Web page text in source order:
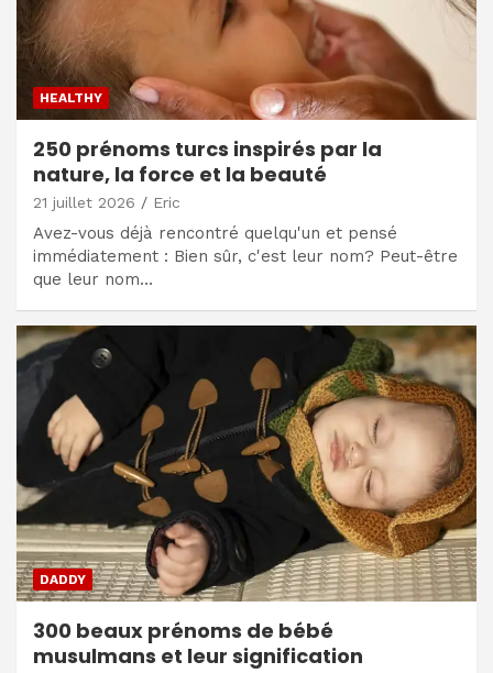
HEALTHY
250 prénoms turcs inspirés par la
nature, la force et la beauté
21 juillet 2026 Eric
Avez-vous déjà rencontré quelqu'un et pensé
immédiatement : Bien sûr, c'est leur nom? Peut-être
que leur nom…
DADDY
300 beaux prénoms de bébé
musulmans et leur signification